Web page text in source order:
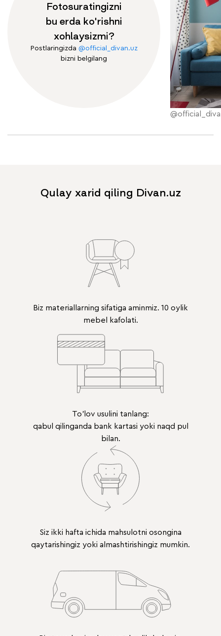
Fotosuratingizni
bu erda ko'rishni
xohlaysizmi?
Postlaringizda @official_divan.uz
bizni belgilang
Qulay xarid qiling Divan.uz
Biz materiallarning sifatiga aminmiz. 10 oylik
mebel kafolati.
To'lov usulini tanlang:
qabul qilinganda bank kartasi yoki naqd pul
bilan.
Siz ikki hafta ichida mahsulotni osongina
qaytarishingiz yoki almashtirishingiz mumkin.